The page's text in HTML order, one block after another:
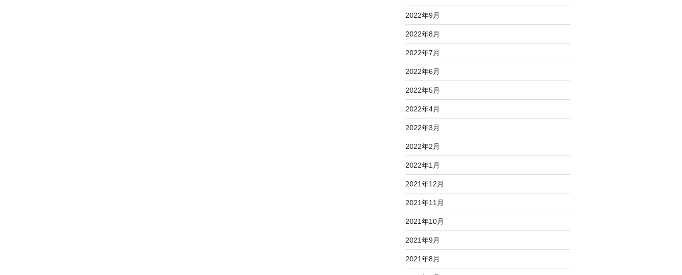
2022年9月
2022年8月
2022年7月
2022年6月
2022年5月
2022年4月
2022年3月
2022年2月
2022年1月
2021年12月
2021年11月
2021年10月
2021年9月
2021年8月